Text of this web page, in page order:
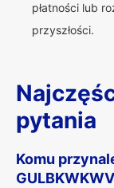
płatności lub
przyszłości.
pytania
Komu